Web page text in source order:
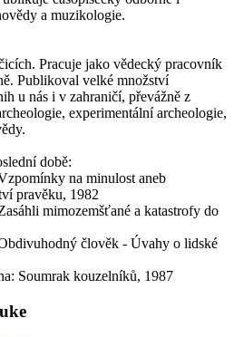
a muzikologie.
Pracuje jako vědecký pracovník
Publikoval velké množství
u nás i v zahraničí, převážně z
experimentální archeologie,
době:
na minulost aneb
pravěku, 1982
mimozemšťané a katastrofy do
člověk - Úvahy o lidské
Soumrak kouzelníků, 1987